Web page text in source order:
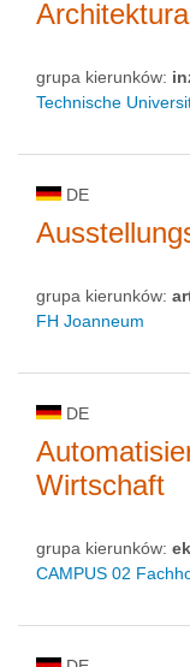
Architektura
grupa kierunków:
Technische
DE
grupa kierunków:
FH Joanneum
DE
Wirtschaft
grupa kierunków:
CAMPUS 02